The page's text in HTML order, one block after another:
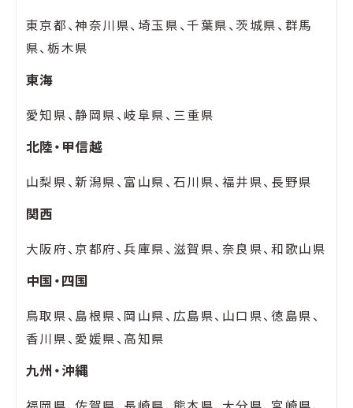
東京都、神奈川県、埼玉県、千葉県、茨城県、群馬
県、栃木県
東海
愛知県、静岡県、岐阜県、三重県
北陸・甲信越
山梨県、新潟県、富山県、石川県、福井県、長野県
関西
大阪府、京都府、兵庫県、滋賀県、奈良県、和歌山県
中国・四国
鳥取県、島根県、岡山県、広島県、山口県、徳島県、
香川県、愛媛県、高知県
九州・沖縄
福岡県、佐賀県、長崎県、熊本県、大分県、宮崎県、